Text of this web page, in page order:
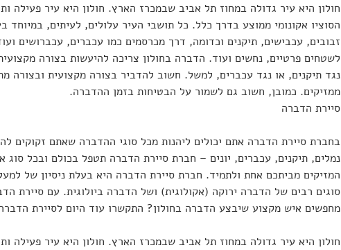
חולון היא עיר גדולה במחוז תל אביב שבמכרז הארץ. חולון היא עיר פעילה
הסוציו אקונומי ממוצע בדרך כלל. כל תושבי העיר עלולים, לעיתים,
זבובים, עכבישים, תיקנים וכדומה, דרך מכרסמים כמו עכברים, עכברושים
לשטחים פרטיים, נחשים ועוד. הדברה בחולון צריכה להיעשות בצורה
נגד תיקנים, או נגד עכברים, למשל. חשוב להדביר בצורה מקצועית ובצורה
ממזיקים. כמובן, חשוב גם לשמור על הבטיחות בזמן ההדברה.
סיירת הדברה
בחברת סיירת הדברה אתם יכולים ליהנות מכל סוגי ההדברה שאתם זקוקים
נמלים, תיקנים, עכברים, יונים – חברת סיירת הדברה תטפל בכולם ובכל
סוגים רבים של הדברה ירוקה (אקולוגית) ושל הדברה ביולוגית. עם סיירת
מחפשים איש מקצוע שיבצע הדברה בחולון? התקשרו עוד היום לסיירת
חולון היא עיר גדולה במחוז תל אביב שבמכרז הארץ. חולון היא עיר פעילה